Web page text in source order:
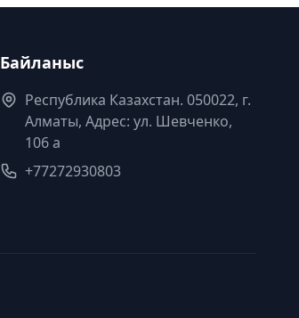
Байланыс
Республика Казахстан. 050022, г.
Алматы, Адрес: ул. Шевченко,
106 а
+77272930803